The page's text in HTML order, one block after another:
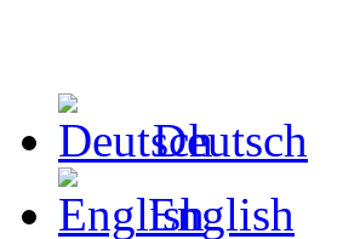
Deutsch
English